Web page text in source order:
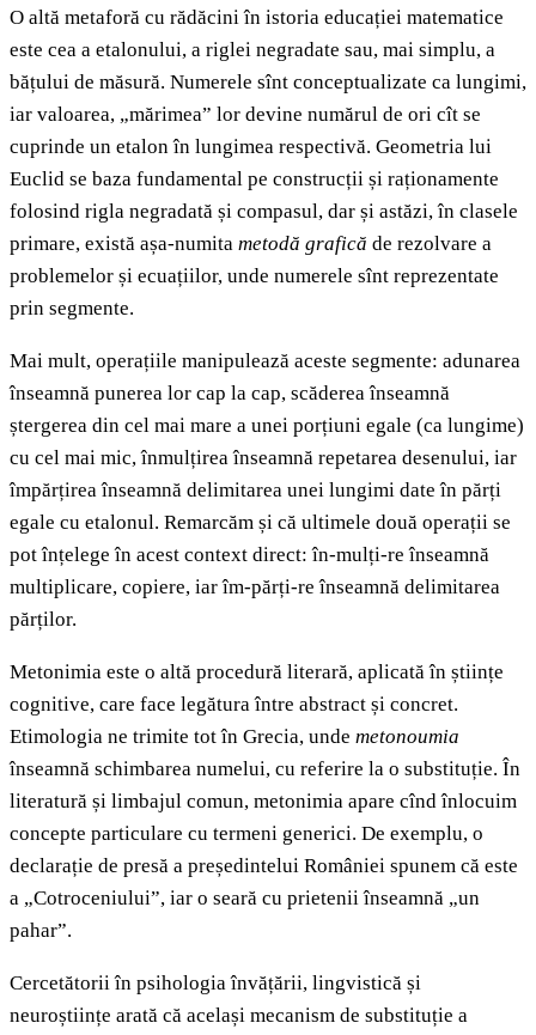
O altă metaforă cu rădăcini în istoria educației matematice
este cea a etalonului, a riglei negradate sau, mai simplu, a
bățului de măsură. Numerele sînt conceptualizate ca lungimi,
iar valoarea, „mărimea” lor devine numărul de ori cît se
cuprinde un etalon în lungimea respectivă. Geometria lui
Euclid se baza fundamental pe construcții și raționamente
folosind rigla negradată și compasul, dar și astăzi, în clasele
primare, există așa-numita metodă grafică de rezolvare a
problemelor și ecuațiilor, unde numerele sînt reprezentate
prin segmente.
Mai mult, operațiile manipulează aceste segmente: adunarea
înseamnă punerea lor cap la cap, scăderea înseamnă
ștergerea din cel mai mare a unei porțiuni egale (ca lungime)
cu cel mai mic, înmulțirea înseamnă repetarea desenului, iar
împărțirea înseamnă delimitarea unei lungimi date în părți
egale cu etalonul. Remarcăm și că ultimele două operații se
pot înțelege în acest context direct: în-mulți-re înseamnă
multiplicare, copiere, iar îm-părți-re înseamnă delimitarea
părților.
Metonimia este o altă procedură literară, aplicată în științe
cognitive, care face legătura între abstract și concret.
Etimologia ne trimite tot în Grecia, unde metonoumia
înseamnă schimbarea numelui, cu referire la o substituție. În
literatură și limbajul comun, metonimia apare cînd înlocuim
concepte particulare cu termeni generici. De exemplu, o
declarație de presă a președintelui României spunem că este
a „Cotroceniului”, iar o seară cu prietenii înseamnă „un
pahar”.
Cercetătorii în psihologia învățării, lingvistică și
neuroștiințe arată că același mecanism de substituție a